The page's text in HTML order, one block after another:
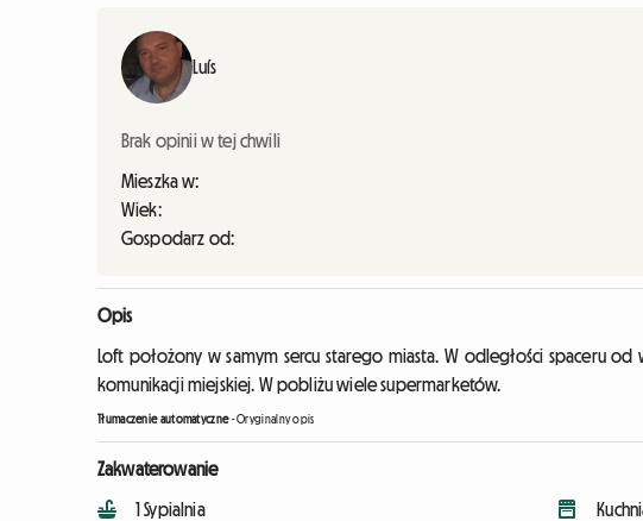
Luís
Brak opinii w tej chwili
Mieszka w:
Wiek:
Gospodarz od:
Opis
Loft położony w samym sercu starego miasta. W odległości spaceru od
komunikacji miejskiej. W pobliżu wiele supermarketów.
Tłumaczenie automatyczne-Oryginalny opis
Zakwaterowanie
1 Sypialnia